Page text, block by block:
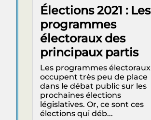
Élections 2021 : Les
programmes
électoraux des
principaux partis
Les programmes électoraux
occupent très peu de place
dans le débat public sur les
prochaines élections
législatives. Or, ce sont ces
élections qui déb...